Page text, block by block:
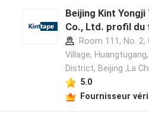
Beijing Kint
Co., Ltd. profil du
Room 111, No. 2,
Village,
District, Beijing ,La
5.0
Fournisseur